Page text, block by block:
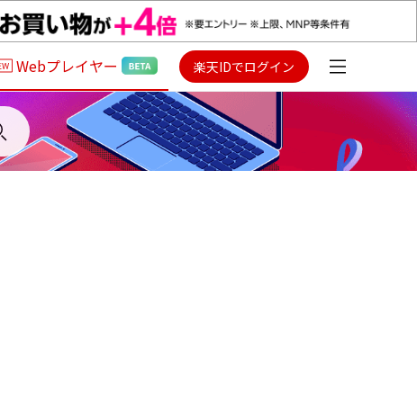
Webプレイヤー 楽天IDでログイン